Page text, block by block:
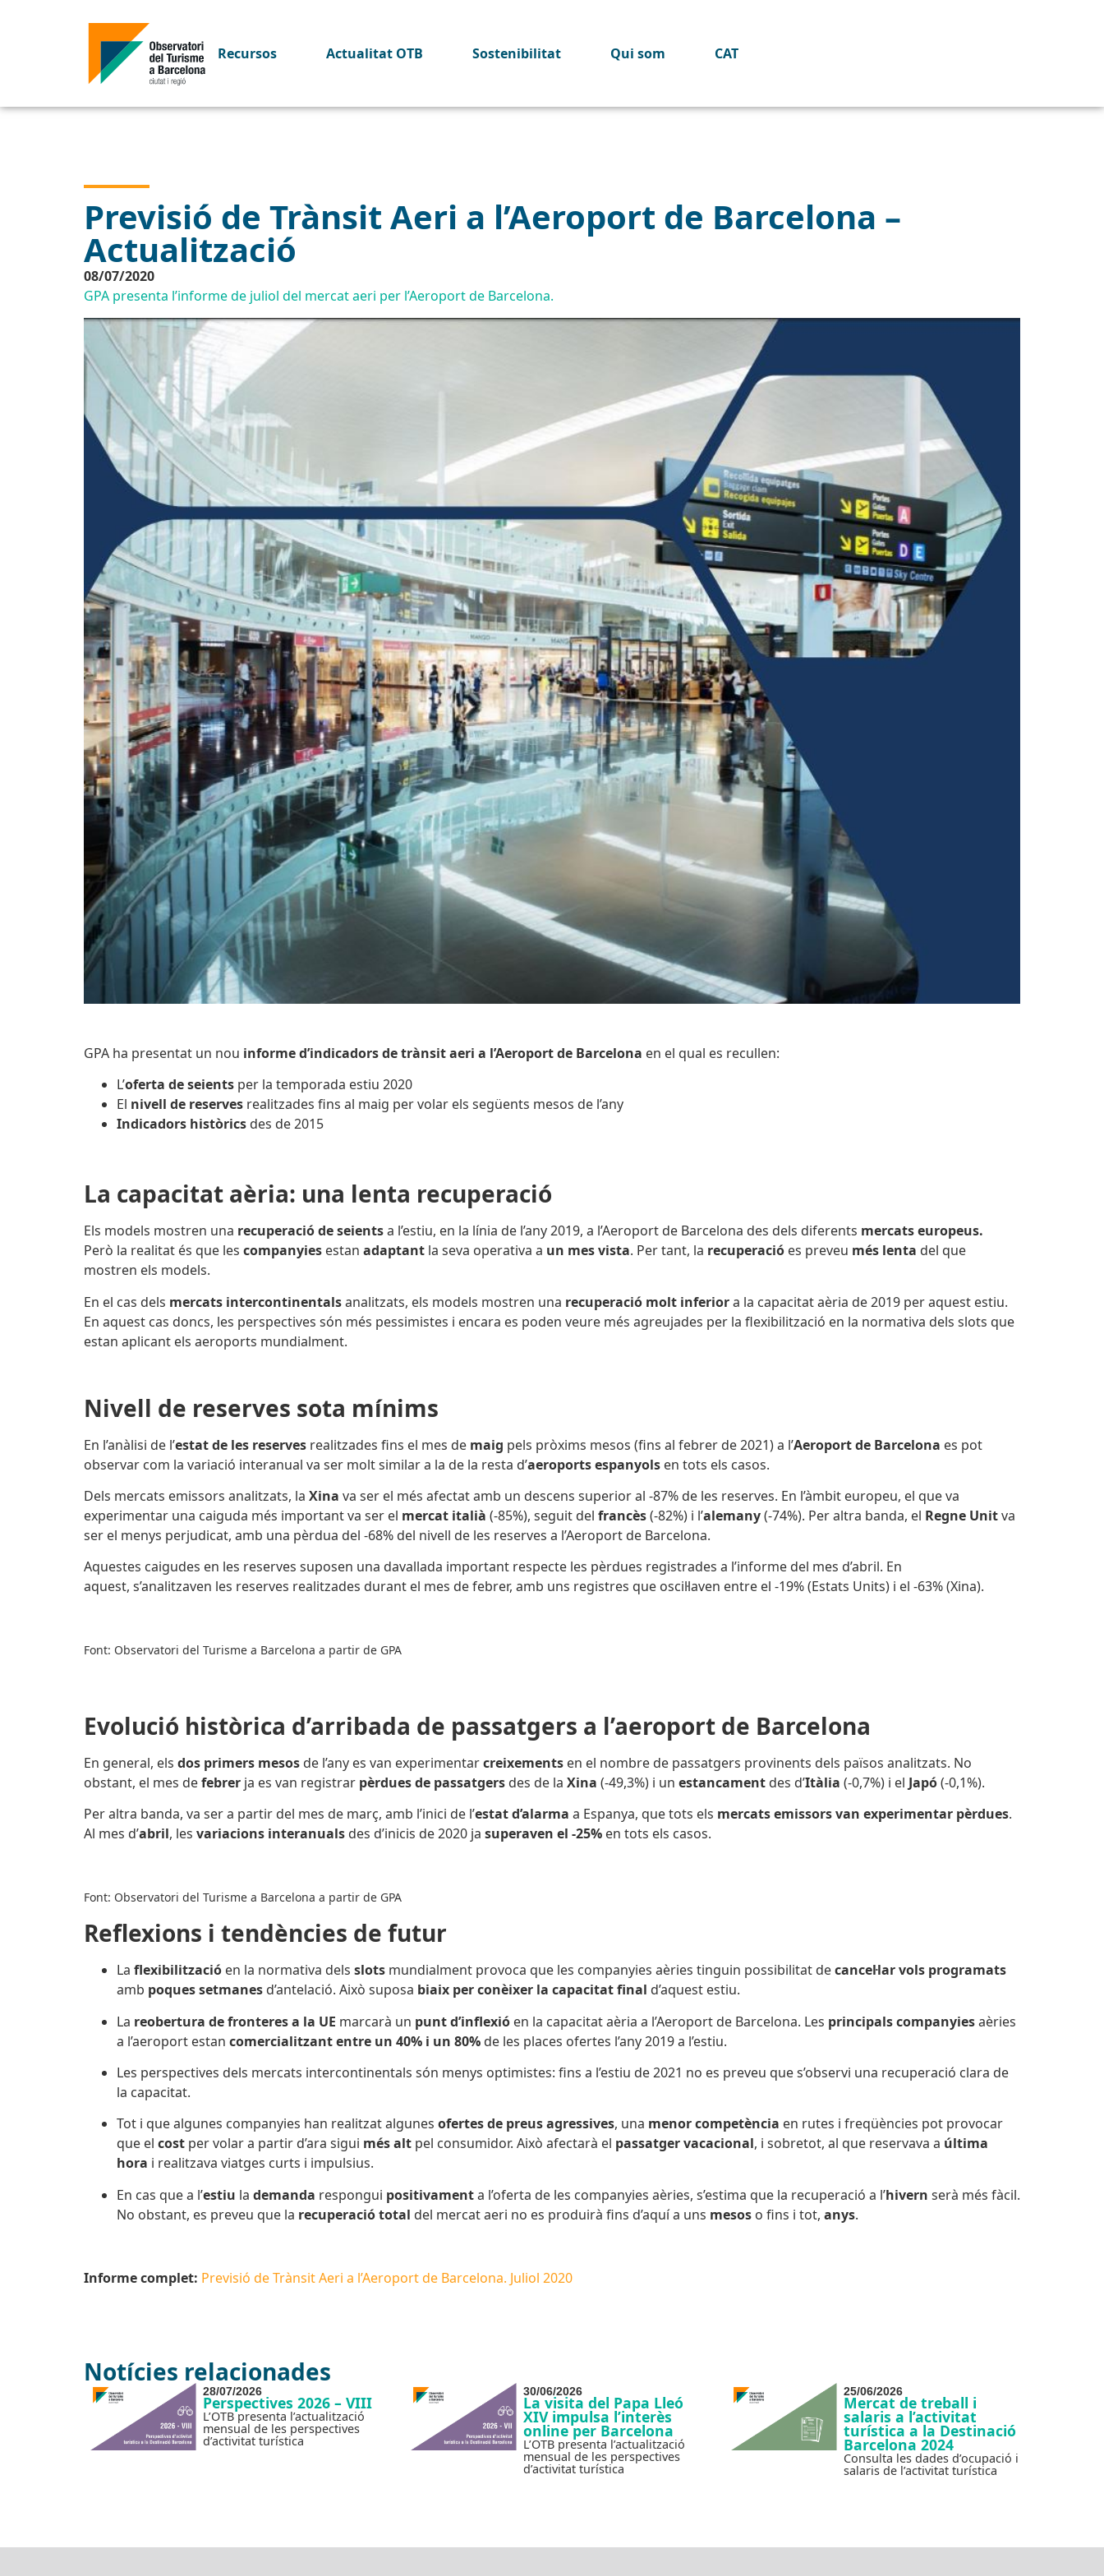
Recursos Actualitat OTB Sostenibilitat Qui som CAT
Previsió de Trànsit Aeri a l’Aeroport de Barcelona –
Actualització
08/07/2020
GPA presenta l’informe de juliol del mercat aeri per l’Aeroport de Barcelona.
GPA ha presentat un nou informe d’indicadors de trànsit aeri a l’Aeroport de Barcelona en el qual es recullen:
L’oferta de seients per la temporada estiu 2020
El nivell de reserves realitzades fins al maig per volar els següents mesos de l’any
Indicadors històrics des de 2015
La capacitat aèria: una lenta recuperació
Els models mostren una recuperació de seientsa l’estiu, en la línia de l’any 2019, a l’Aeroport de Barcelona des dels diferents mercats europeus.
Però la realitat és que les companyies estan adaptant la seva operativa a un mes vista. Per tant, la recuperació es preveu més lenta del que
mostren els models.
En el cas dels mercats intercontinentalsanalitzats, els models mostren una recuperació molt inferiora la capacitat aèria de 2019 per aquest estiu.
En aquest cas doncs, les perspectives són més pessimistes i encara es poden veure més agreujades per la flexibilització en la normativa dels slots que
estan aplicant els aeroports mundialment.
Nivell de reserves sota mínims
En l’anàlisi de l’estat de les reserves realitzades fins el mes de maig pels pròxims mesos (fins al febrer de 2021) a l’Aeroport de Barcelona es pot
observar com la variació interanual va ser molt similar a la de la resta d’aeroports espanyols en tots els casos.
Dels mercats emissors analitzats, la Xina va ser el més afectat amb un descens superior al -87% de les reserves. En l’àmbit europeu, el que va
experimentar una caiguda més important va ser el mercat italià (-85%), seguit del francès(-82%) i l’alemany(-74%). Per altra banda, el Regne Unitva
ser el menys perjudicat, amb una pèrdua del -68% del nivell de les reserves a l’Aeroport de Barcelona.
Aquestes caigudes en les reserves suposen una davallada important respecte les pèrdues registrades a l’informe del mes d’abril. En
aquest, s’analitzaven les reserves realitzades durant el mes de febrer, amb uns registres que oscil·laven entre el -19% (Estats Units) i el -63% (Xina).
Font: Observatori del Turisme a Barcelona a partir de GPA
Evolució històrica d’arribada de passatgers a l’aeroport de Barcelona
En general, els dos primers mesos de l’any es van experimentarcreixements en el nombre de passatgers provinents dels països analitzats. No
obstant, el mes defebrer ja es van registrar pèrdues de passatgers des de la Xina (-49,3%) i un estancament des d’Itàlia (-0,7%) i el Japó(-0,1%).
Per altra banda, va ser a partir del mes de març, amb l’inici de l’estat d’alarma a Espanya, que tots els mercats emissors van experimentar pèrdues.
Al mes d’abril, les variacions interanuals des d’inicis de 2020 ja superaven el -25% en tots els casos.
Font: Observatori del Turisme a Barcelona a partir de GPA
Reflexions i tendències de futur
La flexibilització en la normativa dels slots mundialment provoca que les companyies aèries tinguin possibilitat decancel·lar vols programats
amb poques setmanes d’antelació. Això suposa biaix per conèixer la capacitat final d’aquest estiu.
La reobertura de fronteres a la UE marcarà un punt d’inflexió en la capacitat aèria a l’Aeroport de Barcelona. Les principals companyiesaèries
a l’aeroport estan comercialitzantentre un 40% i un 80% de les places ofertes l’any 2019 a l’estiu.
Les perspectives dels mercats intercontinentals són menys optimistes: fins a l’estiu de 2021 no es preveu que s’observi una recuperació clara de
la capacitat.
Tot i que algunes companyies han realitzat algunes ofertes de preus agressives, una menor competència en rutes i freqüències pot provocar
que el cost per volar a partir d’ara sigui més alt pel consumidor. Això afectarà el passatger vacacional, i sobretot, al que reservava a última
hora i realitzava viatges curts i impulsius.
En cas que a l’estiu la demanda respongui positivamenta l’oferta de les companyies aèries, s’estima que la recuperació a l’hivern serà més fàcil.
No obstant, es preveu que la recuperació total del mercat aeri no es produirà fins d’aquí a uns mesos o fins i tot, anys.
Informe complet: Previsió de Trànsit Aeri a l’Aeroport de Barcelona. Juliol 2020
Notícies relacionades
28/07/2026
Perspectives 2026 – VIII
L’OTB presenta l’actualització
mensual de les perspectives
d’activitat turística
30/06/2026
La visita del Papa Lleó
XIV impulsa l’interès
online per Barcelona
L’OTB presenta l’actualització
mensual de les perspectives
d’activitat turística
25/06/2026
Mercat de treball i
salaris a l’activitat
turística a la Destinació
Barcelona 2024
Consulta les dades d’ocupació i
salaris de l’activitat turística